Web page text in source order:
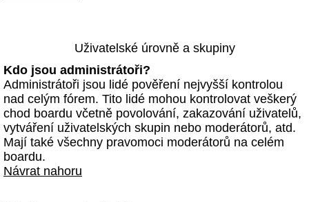
Uživatelské úrovně a skupiny
Kdo jsou administrátoři?
Administrátoři jsou lidé pověření nejvyšší kontrolou
nad celým fórem. Tito lidé mohou kontrolovat veškerý
chod boardu včetně povolování, zakazování uživatelů,
vytváření uživatelských skupin nebo moderátorů, atd.
Mají také všechny pravomoci moderátorů na celém
boardu.
Návrat nahoru